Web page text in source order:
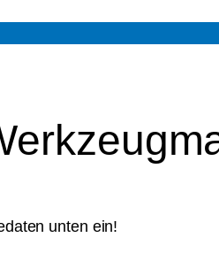
unten ein!